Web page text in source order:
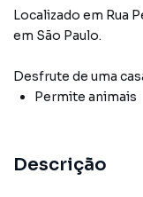
Localizado em Rua
em São Paulo.
Desfrute de uma
Permite animais
Descrição